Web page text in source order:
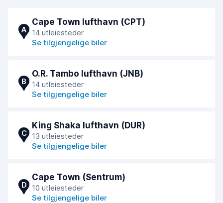
A
Cape Town lufthavn (CPT)
14 utleiesteder
Se tilgjengelige biler
B
O.R. Tambo lufthavn (JNB)
14 utleiesteder
Se tilgjengelige biler
C
King Shaka lufthavn (DUR)
13 utleiesteder
Se tilgjengelige biler
D
Cape Town (Sentrum)
10 utleiesteder
Se tilgjengelige biler